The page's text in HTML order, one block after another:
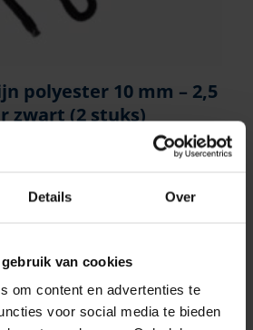
Details Over
van cookies
om content en advertenties te
voor social media te bieden
polyester 10 mm – 2,5
zwart (2 stuks)